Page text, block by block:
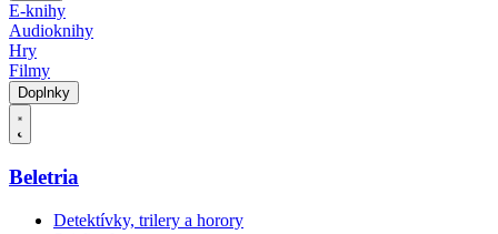
E-knihy
Audioknihy
Hry
Filmy
Doplnky
Beletria
Detektívky, trilery a horory